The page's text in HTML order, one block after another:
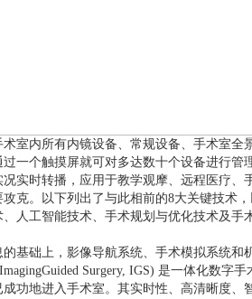
室内所有内镜设备、常规设备、手术室
一个触摸屏就可对多达数十个设备进行
实时转播，应用于教学观摩、远程医疗、
克。以下列出了与此相前的8大关键技术
人工智能技术、手术规划与优化技术及手
基础上，影像导航系统、手术模拟系统和
Surgery, IGS) 是一体化数
功地进入手术室。其实时性、高清晰度